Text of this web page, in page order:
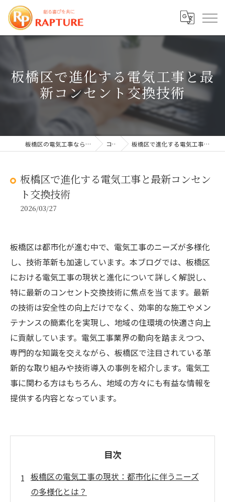
板橋区で進化する電気工事と最
新コンセント交換技術
板橋区の電気工事なら株式会社ラプチャー コラム 板橋区で進化する電気工事と最新コンセント交換技術
板橋区で進化する電気工事と最新コンセン
ト交換技術
2026/03/27
板橋区は都市化が進む中で、電気工事のニーズが多様化
し、技術革新も加速しています。本ブログでは、板橋区
における電気工事の現状と進化について詳しく解説し、
特に最新のコンセント交換技術に焦点を当てます。最新
の技術は安全性の向上だけでなく、効率的な施工やメン
テナンスの簡素化を実現し、地域の住環境の快適さ向上
に貢献しています。電気工事業界の動向を踏まえつつ、
専門的な知識を交えながら、板橋区で注目されている革
新的な取り組みや技術導入の事例を紹介します。電気工
事に関わる方はもちろん、地域の方々にも有益な情報を
提供する内容となっています。
目次
板橋区の電気工事の現状：都市化に伴うニーズ
の多様化とは？